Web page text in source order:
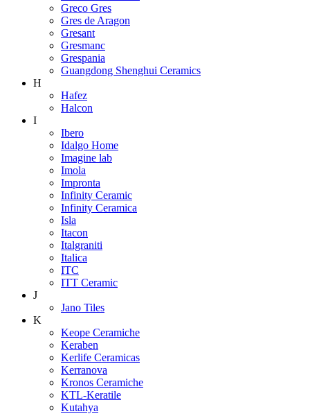
Greco Gres
Gres de Aragon
Gresant
Gresmanc
Grespania
Guangdong Shenghui Ceramics
H
Hafez
Halcon
I
Ibero
Idalgo Home
Imagine lab
Imola
Impronta
Infinity Ceramic
Infinity Ceramica
Isla
Itacon
Italgraniti
Italica
ITC
ITT Ceramic
J
Jano Tiles
K
Keope Ceramiche
Keraben
Kerlife Ceramicas
Kerranova
Kronos Ceramiche
KTL-Keratile
Kutahya